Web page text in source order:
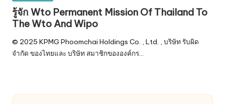
in
รู้จัก Wto Permanent Mission Of Thailand To
The Wto And Wipo
© 2025 KPMG Phoomchai Holdings Co. , Ltd. , บริษัท รับผิด
จำกัด ของไทยและ บริษัท สมาชิกขององค์กร…